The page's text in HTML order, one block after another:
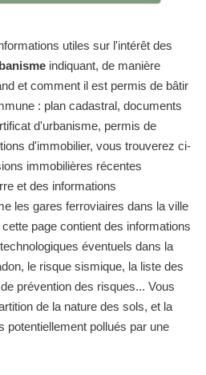
utiles sur l'intérêt des
indiquant, de manière
et comment il est permis de bâtir
: plan cadastral, documents
d'urbanisme, permis de
d'immobilier, vous trouverez ci-
immobilières récentes
et des informations
les gares ferroviaires dans la ville
page contient des informations
éventuels dans la
le risque sismique, la liste des
prévention des risques... Vous
de la nature des sols, et la
potentiellement pollués par une